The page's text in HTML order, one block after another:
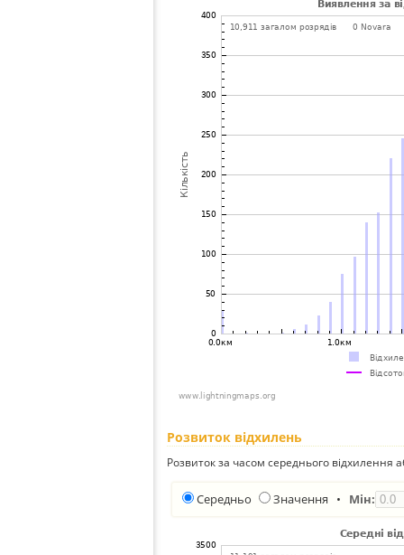
Розвиток відхилень
Розвиток за часом середнього відхилення
Середньо Значення • Мін: